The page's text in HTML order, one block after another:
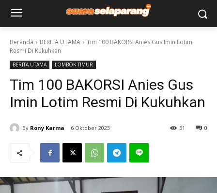
Beranda BERITA UTAMA
Tim 100 BAKORSI Anies Gus Imin Lotim
Resmi Di Kukuhkan
BERITA UTAMA LOMBOK TIMUR
Tim 100 BAKORSI Anies Gus
Imin Lotim Resmi Di Kukuhkan
By Rony Karma 6 Oktober 2023 0
51